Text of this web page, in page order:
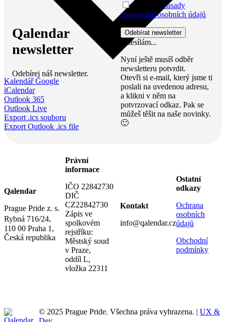
Kalendář Google
iCalendar
Outlook 365
Outlook Live
Export .ics souboru
Export Outlook .ics file
Qalendar
newsletter
Odebírej náš newsletter.
Přijímám zásady
zpracování osobních údajů
Odesílám...
Nyní ještě musíš odběr
newsletteru potvrdit.
Otevři si e-mail, který jsme ti
poslali na uvedenou adresu,
a klikni v něm na
potvrzovací odkaz. Pak se
můžeš těšit na naše novinky.
🙂
Qalendar
Prague Pride z. s.
Rybná 716/24,
110 00 Praha 1,
Česká republika
Právní
informace
IČO 22842730
DIČ
CZ22842730
Zápis ve
spolkovém
rejstříku:
Městský soud
v Praze,
oddíl L,
vložka 22311
Kontakt
info@qalendar.cz
Ostatní
odkazy
Ochrana
osobních
údajů
Obchodní
podmínky
© 2025 Prague Pride. Všechna práva vyhrazena. | UX &